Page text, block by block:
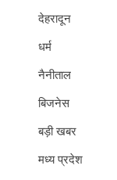
देहरादून
धर्म
नैनीताल
बिजनेस
बड़ी खबर
मध्य प्रदेश